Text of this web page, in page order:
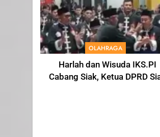
OLAHRAGA
Harlah dan Wisuda IKS.PI
Cabang Siak, Ketua DPRD